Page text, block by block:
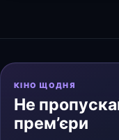
КІНО ЩОДНЯ
Не
прем’єри